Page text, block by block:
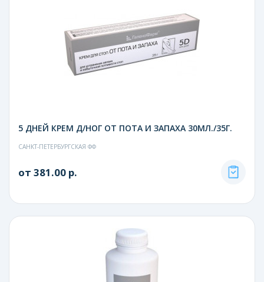
5 ДНЕЙ КРЕМ Д/НОГ ОТ ПОТА И ЗАПАХА 30МЛ./35Г.
САНКТ-ПЕТЕРБУРГСКАЯ ФФ
от 381.00 р.